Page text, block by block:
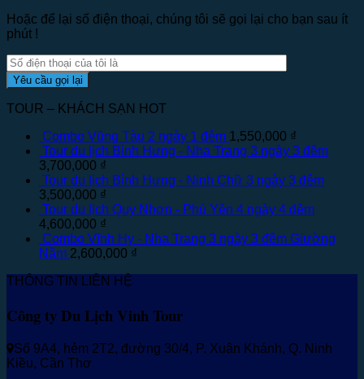
Hoặc để lại số điện thoại, chúng tôi sẽ gọi lại cho bạn sau ít
phút !
TOUR – KHÁCH SẠN HOT
Combo Vũng Tàu 2 ngày 1 đêm 1,550,000 ₫
Tour du lịch Bình Hưng - Nha Trang 3 ngày 3 đêm
3,700,000 ₫
Tour du lịch Bình Hưng - Ninh Chữ 3 ngày 3 đêm
3,500,000 ₫
Tour du lịch Quy Nhơn - Phú Yên 4 ngày 4 đêm
4,600,000 ₫
Combo Vĩnh Hy - Nha Trang 3 ngày 3 đêm Giường
Nằm 2,600,000 ₫
THÔNG TIN LIÊN HỆ
Công ty Du Lịch Vinh Tour
Số 9A4, hẻm 2T2, đường 30/4, P. Xuân Khánh, Q. Ninh
Kiều, Cần Thơ